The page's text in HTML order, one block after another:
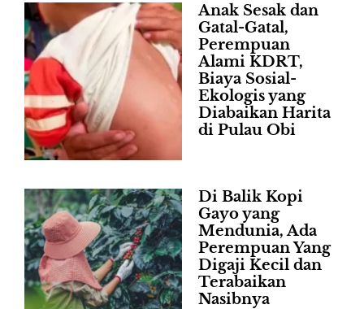
Anak Sesak dan
Gatal-Gatal,
Perempuan
Alami KDRT,
Biaya Sosial-
Ekologis yang
Diabaikan Harita
di Pulau Obi
Di Balik Kopi
Gayo yang
Mendunia, Ada
Perempuan Yang
Digaji Kecil dan
Terabaikan
Nasibnya